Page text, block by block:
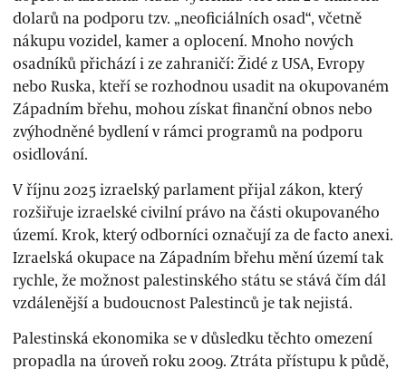
dolarů na podporu tzv. „neoficiálních osad“, včetně
nákupu vozidel, kamer a oplocení. Mnoho nových
osadníků přichází i ze zahraničí: Židé z USA, Evropy
nebo Ruska, kteří se rozhodnou usadit na okupovaném
Západním břehu, mohou získat finanční obnos nebo
zvýhodněné bydlení v rámci programů na podporu
osidlování.
V říjnu 2025 izraelský parlament přijal zákon, který
rozšiřuje izraelské civilní právo na části okupovaného
území. Krok, který odborníci označují za de facto anexi.
Izraelská okupace na Západním břehu mění území tak
rychle, že možnost palestinského státu se stává čím dál
vzdálenější a budoucnost Palestinců je tak nejistá.
Palestinská ekonomika se v důsledku těchto omezení
propadla na úroveň roku 2009. Ztráta přístupu k půdě,